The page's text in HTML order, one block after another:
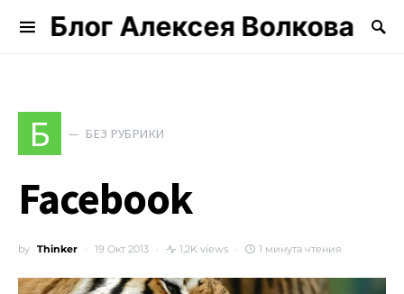
Блог Алексея Волкова
Search for:
Б БЕЗ РУБРИКИ
Facebook
by Thinker 19 Окт 2013 1,2K views 1 минута чтения